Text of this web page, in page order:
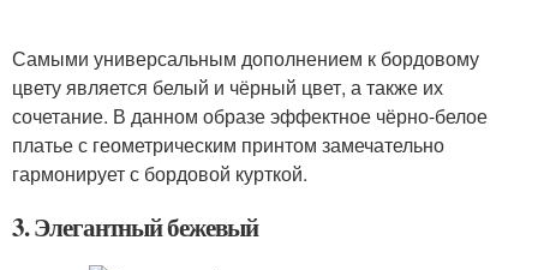
Самыми универсальным дополнением к бордовому
цвету является белый и чёрный цвет, а также их
сочетание. В данном образе эффектное чёрно-белое
платье с геометрическим принтом замечательно
гармонирует с бордовой курткой.
3. Элегантный бежевый